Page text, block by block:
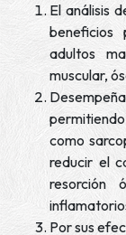
El análisis
beneficios
adultos
muscular,
como
reducir el
resorción
Por sus